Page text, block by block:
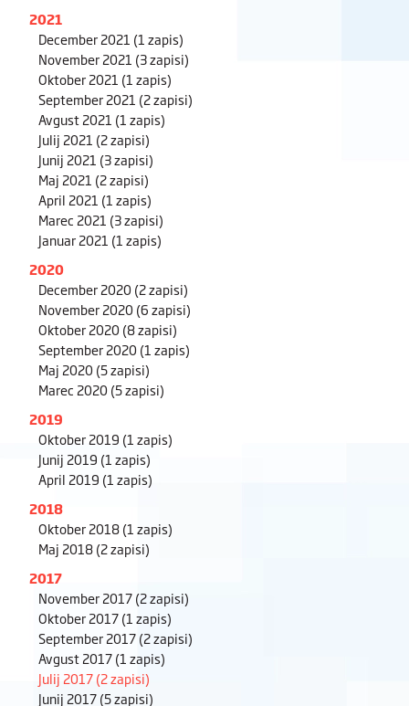
2021
December 2021 (1 zapis)
November 2021 (3 zapisi)
Oktober 2021 (1 zapis)
September 2021 (2 zapisi)
Avgust 2021 (1 zapis)
Julij 2021 (2 zapisi)
Junij 2021 (3 zapisi)
Maj 2021 (2 zapisi)
April 2021 (1 zapis)
Marec 2021 (3 zapisi)
Januar 2021 (1 zapis)
2020
December 2020(2 zapisi)
November 2020(6 zapisi)
Oktober 2020(8 zapisi)
September 2020(1 zapis)
Maj 2020(5 zapisi)
Marec 2020(5 zapisi)
2019
Oktober 2019 (1 zapis)
Junij 2019 (1 zapis)
April 2019 (1 zapis)
2018
Oktober 2018(1 zapis)
Maj 2018(2 zapisi)
2017
November 2017(2 zapisi)
Oktober 2017(1 zapis)
September 2017(2 zapisi)
Avgust 2017(1 zapis)
Julij 2017(2 zapisi)
Junij 2017(5 zapisi)